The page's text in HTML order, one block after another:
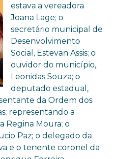
estava a vereadora
Joana Lage; o
secretário municipal de
Desenvolvimento
Social, Estevan Assis; o
ouvidor do município,
Leonidas Souza; o
deputado estadual,
da Ordem dos
representando a
Regina Moura; o
Paz; o delegado da
e o tenente coronel da